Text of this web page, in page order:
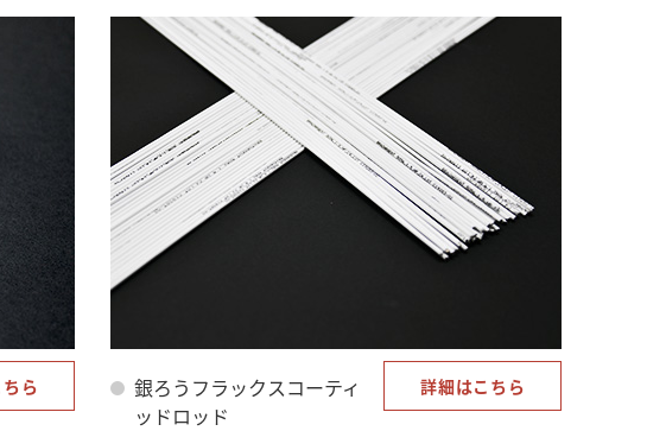
ら
銀ろうフラックスコーティ
ッドロッド
詳細はこちら